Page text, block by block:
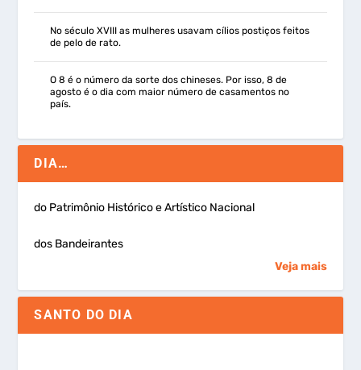
No século XVIII as mulheres usavam cílios postiços feitos
de pelo de rato.
O 8 é o número da sorte dos chineses. Por isso, 8 de
agosto é o dia com maior número de casamentos no
país.
DIA…
do Patrimônio Histórico e Artístico Nacional
dos Bandeirantes
Veja mais
SANTO DO DIA